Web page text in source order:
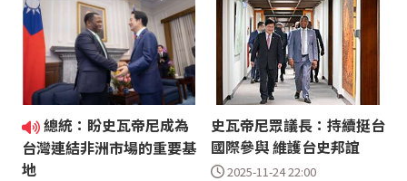
總統：盼史瓦帝尼成為
台灣連結非洲市場的重要基
地
史瓦帝尼眾議長：持續挺台
國際參與 維護台史邦誼
2025-11-24 22:00